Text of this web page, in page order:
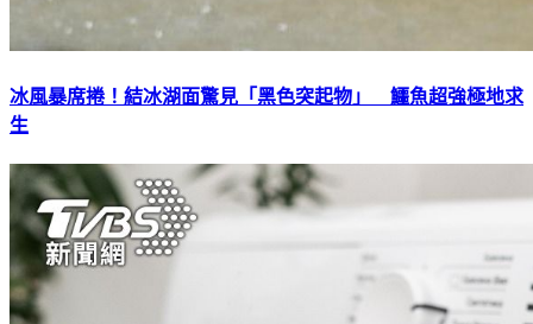
冰風暴席捲！結冰湖面驚見「黑色突起物」 鱷魚超強極地求
生